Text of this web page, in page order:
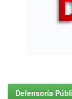
Defensoría